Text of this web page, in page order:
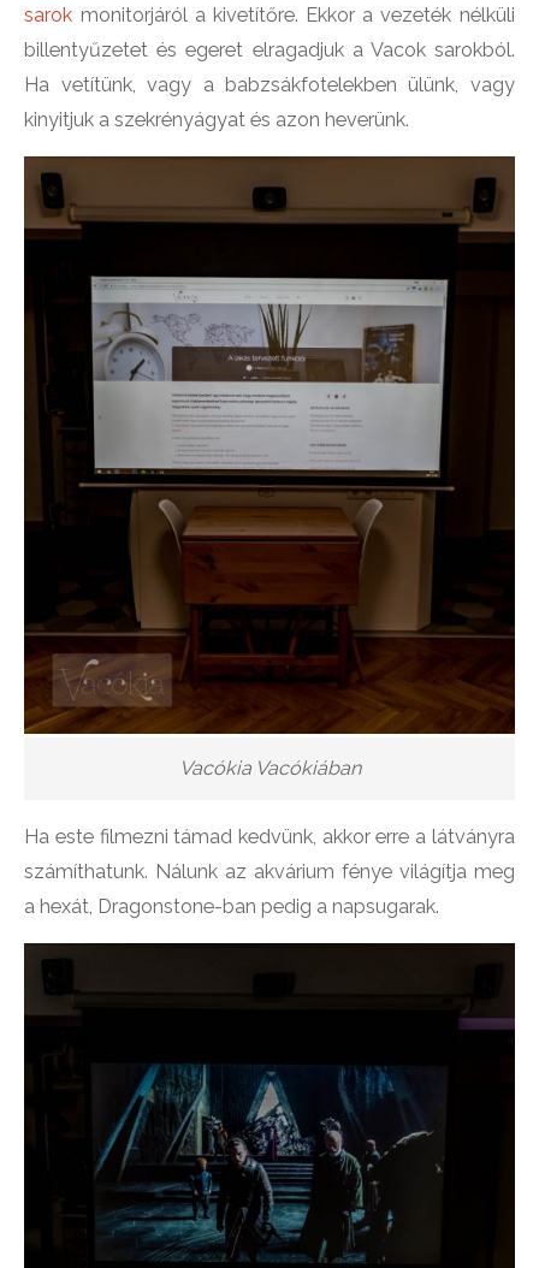
sarok monitorjáról a kivetítőre. Ekkor a vezeték nélküli
billentyűzetet és egeret elragadjuk a Vacok sarokból.
Ha vetítünk, vagy a babzsákfotelekben ülünk, vagy
kinyitjuk a szekrényágyat és azon heverünk.
Vacókia Vacókiában
Ha este filmezni támad kedvünk, akkor erre a látványra
számíthatunk. Nálunk az akvárium fénye világítja meg
a hexát, Dragonstone-ban pedig a napsugarak.